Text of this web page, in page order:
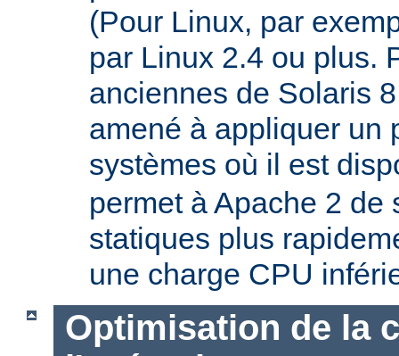
(Pour Linux, par
par Linux 2.4 ou plus.
anciennes de Solaris
amené à appliquer un
systèmes où il est
permet à Apache 2 de
statiques plus
une charge CPU
Optimisation de la